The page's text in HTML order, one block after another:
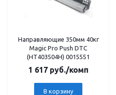
Направляющие 350мм 40кг
Magic Pro Push DTC
(НТ403504Н) 0015551
1 617руб./комп
В корзину